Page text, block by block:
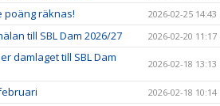
poäng räknas! 2026-02-25 14:43
till SBL Dam 2026/27 2026-02-20 11:17
damlaget till SBL Dam
2026-02-18 13:13
2026-02-18 10:14